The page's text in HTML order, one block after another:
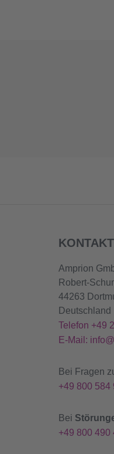
KONTAKT
Amprion
Robert-
44263
Deutschland
Telefon +49
E-Mail:
Bei Fragen
+49 800 584
Bei
+49 800 490